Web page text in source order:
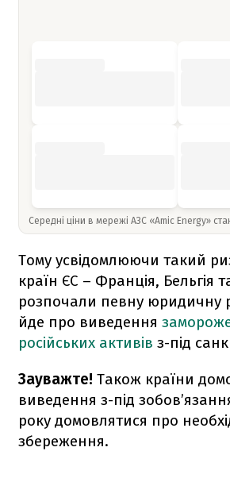
Середні ціни в мережі АЗС «Amic Energy»
Тому усвідомлюючи такий
країн ЄС – Франція, Бельгія
розпочали певну юридичну
йде про виведення
російських активів з-під
Зауважте! Також країни
виведення з-під
року домовлятися про
збереження.